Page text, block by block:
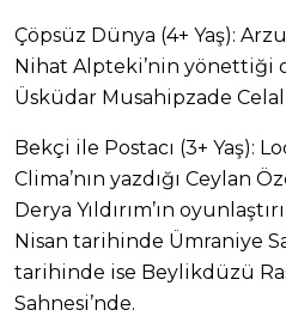
Çöpsüz Dünya (4+ Yaş):
Nihat Alpteki’nin yönettiği
Üsküdar Musahipzade Celal
Bekçi ile Postacı (3+ Yaş):
Clima’nın yazdığı Ceylan
Derya Yıldırım’ın
Nisan tarihinde Ümraniye
tarihinde ise Beylikdüzü
Sahnesi’nde.